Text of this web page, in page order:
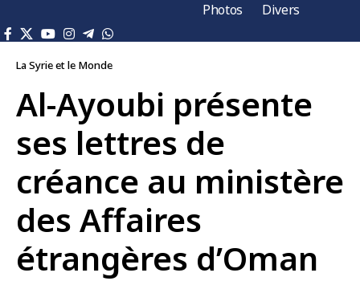
Photos
Divers
La Syrie et le Monde
Al-Ayoubi présente
ses lettres de
créance au ministère
des Affaires
étrangères d’Oman